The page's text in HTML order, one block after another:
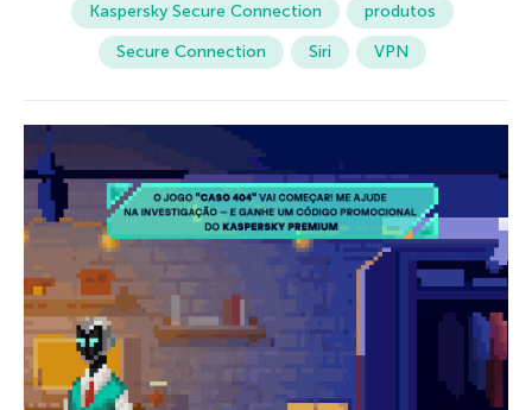
Kaspersky Secure Connection
produtos
Secure Connection
Siri VPN